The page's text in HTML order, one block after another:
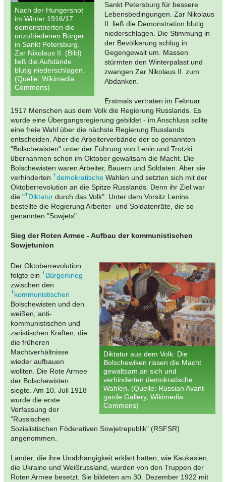
Nach der Hungersnot
im Winter 1916/17
demonstrierten die
unzufriedenen Bürger
in Sankt Petersburg.
Zar Nikolaus II. (Bild)
ließ die Aufstände
blutig niederschlagen.
(Quelle: Wikimedia
Commons)
Sankt Petersburg für bessere
Lebensbedingungen. Zar Nikolaus
II. ließ die Demonstration blutig
niederschlagen. Die Stimmung in
der Bevölkerung schlug in
Gegengewalt um. Massen
stürmten den Winterpalast und
zwangen Zar Nikolaus II. zum
Abdanken.
Erstmals vertraten im Februar
1917 Menschen aus dem Volk die Regierung Russlands. Es
wurde eine Übergangsregierung gebildet - im Anschluss sollte
eine freie Wahl über die nächste Regierung Russlands
entscheiden. Aber die Arbeiterverbände der so genannten
"Bolschewisten" unter der Führung von Lenin und Trotzki
übernahmen schon im Oktober gewaltsam die Macht. Die
Bolschewisten waren Arbeiter, Bauern und Soldaten. Aber sie
verhinderten
demokratische Wahlen und setzten sich mit der
Oktoberrevolution an die Spitze Russlands. Denn ihr Ziel war
die " Diktatur durch das Volk". Unter dem Vorsitz Lenins
bestellte die Regierung Arbeiter- und Soldatenräte, die so
genannten "Sowjets".
Sieg der Roten Armee - Aufbau der kommunistischen
Sowjetunion
Diktatur aus dem Volk: Die
Bolschewiken rissen die Macht
gewaltsam an sich und
verhinderten demokratische
Wahlen. (Quelle: Russian Avant-
garde Gallery, Wikimedia
Commons)
Der Oktoberrevolution
folgte ein
Bürgerkrieg
zwischen den
kommunistischen
Bolschewisten und den
weißen, anti-
kommunistischen und
zaristischen Kräften, die
die früheren
Machtverhältnisse
wieder aufbauen
wollten. Die Rote Armee
der Bolschewisten
siegte. Am 10. Juli 1918
wurde die erste
Verfassung der
"Russischen
Sozialistischen Föderativen Sowjetrepublik" (RSFSR)
angenommen.
Länder, die ihre Unabhängigkeit erklärt hatten, wie Kaukasien,
die Ukraine und Weißrussland, wurden von den Truppen der
Roten Armee besetzt. Sie bildeten am 30. Dezember 1922 mit